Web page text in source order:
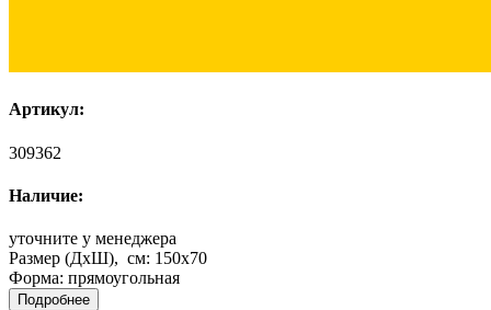
Артикул:
309362
Наличие:
уточните у менеджера
Размер (ДхШ), см: 150x70
Форма: прямоугольная
Подробнее